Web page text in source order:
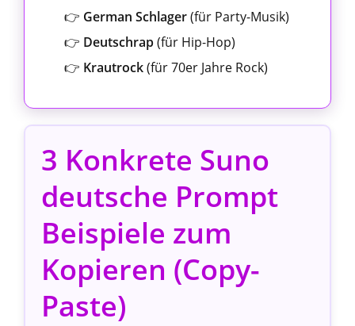
👉 German Schlager(für Party-Musik)
👉 Deutschrap(für Hip-Hop)
👉 Krautrock(für 70er Jahre Rock)
3 Konkrete Suno
deutsche Prompt
Beispiele zum
Kopieren (Copy-
Paste)